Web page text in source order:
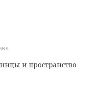
и пространство